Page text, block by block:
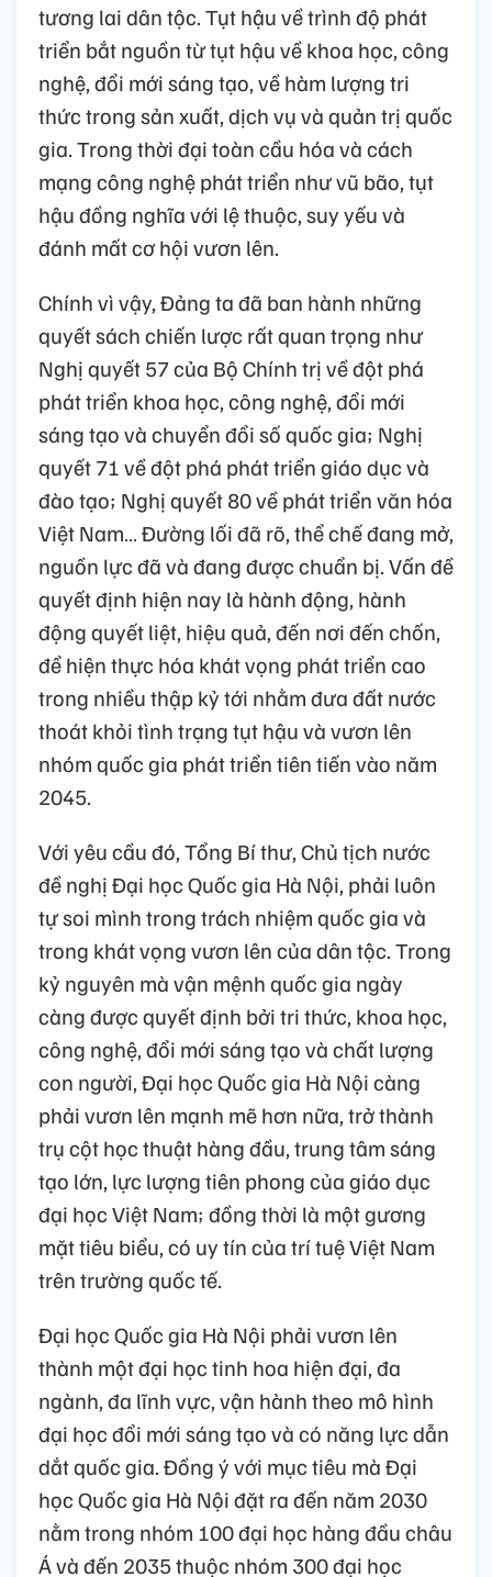
tương lai dân tộc. Tụt hậu về trình độ phát
triển bắt nguồn từ tụt hậu về khoa học, công
nghệ, đổi mới sáng tạo, về hàm lượng tri
thức trong sản xuất, dịch vụ và quản trị quốc
gia. Trong thời đại toàn cầu hóa và cách
mạng công nghệ phát triển như vũ bão, tụt
hậu đồng nghĩa với lệ thuộc, suy yếu và
đánh mất cơ hội vươn lên.
Chính vì vậy, Đảng ta đã ban hành những
quyết sách chiến lược rất quan trọng như
Nghị quyết 57 của Bộ Chính trị về đột phá
phát triển khoa học, công nghệ, đổi mới
sáng tạo và chuyển đổi số quốc gia; Nghị
quyết 71 về đột phá phát triển giáo dục và
đào tạo; Nghị quyết 80 về phát triển văn hóa
Việt Nam… Đường lối đã rõ, thể chế đang mở,
nguồn lực đã và đang được chuẩn bị. Vấn đề
quyết định hiện nay là hành động, hành
động quyết liệt, hiệu quả, đến nơi đến chốn,
để hiện thực hóa khát vọng phát triển cao
trong nhiều thập kỷ tới nhằm đưa đất nước
thoát khỏi tình trạng tụt hậu và vươn lên
nhóm quốc gia phát triển tiên tiến vào năm
2045.
Với yêu cầu đó, Tổng Bí thư, Chủ tịch nước
đề nghị Đại học Quốc gia Hà Nội, phải luôn
tự soi mình trong trách nhiệm quốc gia và
trong khát vọng vươn lên của dân tộc. Trong
kỷ nguyên mà vận mệnh quốc gia ngày
càng được quyết định bởi tri thức, khoa học,
công nghệ, đổi mới sáng tạo và chất lượng
con người, Đại học Quốc gia Hà Nội càng
phải vươn lên mạnh mẽ hơn nữa, trở thành
trụ cột học thuật hàng đầu, trung tâm sáng
tạo lớn, lực lượng tiên phong của giáo dục
đại học Việt Nam; đồng thời là một gương
mặt tiêu biểu, có uy tín của trí tuệ Việt Nam
trên trường quốc tế.
Đại học Quốc gia Hà Nội phải vươn lên
thành một đại học tinh hoa hiện đại, đa
ngành, đa lĩnh vực, vận hành theo mô hình
đại học đổi mới sáng tạo và có năng lực dẫn
dắt quốc gia. Đồng ý với mục tiêu mà Đại
học Quốc gia Hà Nội đặt ra đến năm 2030
nằm trong nhóm 100 đại học hàng đầu châu
Á và đến 2035 thuộc nhóm 300 đại học